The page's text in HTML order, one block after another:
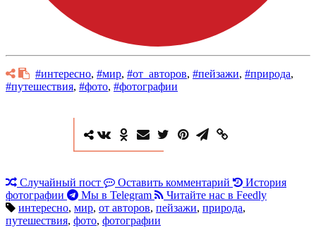
#интересно, #мир, #от_авторов, #пейзажи, #природа,
#путешествия, #фото, #фотографии
Случайный пост Оставить комментарий
История
фотографии
Мы в Telegram
Читайте нас в Feedly
интересно, мир, от авторов, пейзажи, природа,
путешествия, фото, фотографии